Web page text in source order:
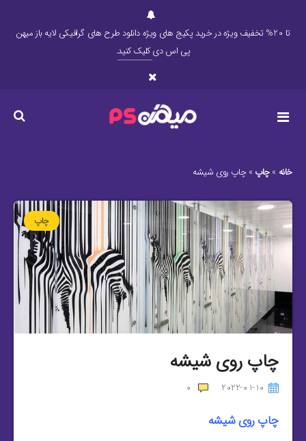
تا 20% تخفیف ویژه در خرید پکیج های ویژه دانلود طرح های گرافیکی لایه باز میهن
پی اس دیکلیک کنید.
خانه »چاپ »چاپ روی شیشه
چاپ
چاپ روی شیشه
2022-01-10
0
چاپ روی شیشه